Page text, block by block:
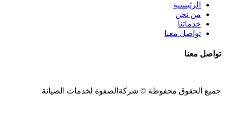
الرئيسية
من نحن
خدماتنا
تواصل معنا
تواصل معنا
جميع الحقوق محفوظة © شركةالصفوة لخدمات الصيانة